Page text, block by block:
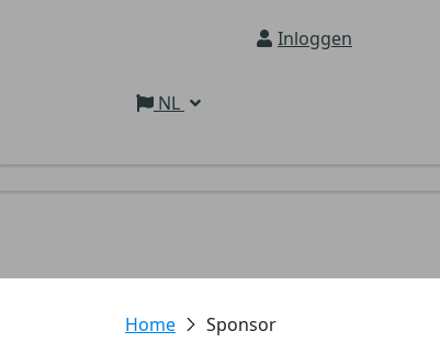
Inloggen
NL
Sponsor